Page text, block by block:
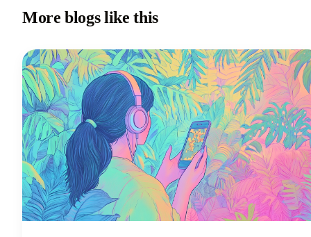
More blogs like this